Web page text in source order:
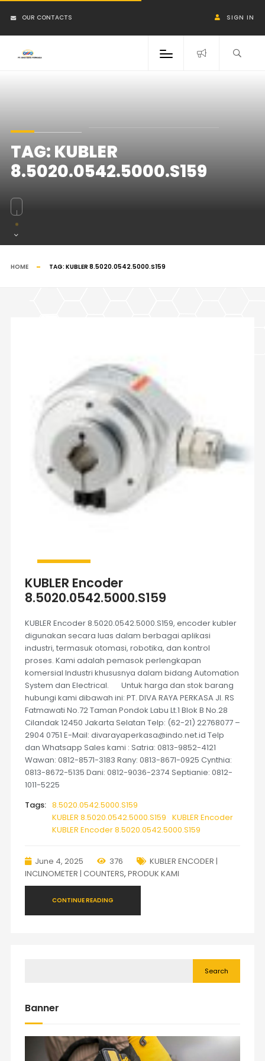
OUR CONTACTS SIGN IN
TAG: KUBLER
8.5020.0542.5000.S159
HOME TAG: KUBLER 8.5020.0542.5000.S159
KUBLER Encoder
8.5020.0542.5000.S159
KUBLER Encoder 8.5020.0542.5000.S159, encoder kubler
digunakan secara luas dalam berbagai aplikasi
industri, termasuk otomasi, robotika, dan kontrol
proses. Kami adalah pemasok perlengkapan
komersial Industri khususnya dalam bidang Automation
System dan Electrical. Untuk harga dan stok barang
hubungi kami dibawah ini: PT. DIVA RAYA PERKASA Jl. RS
Fatmawati No.72 Taman Pondok Labu Lt.1 Blok B No.28
Cilandak 12450 Jakarta Selatan Telp: (62-21) 22768077 –
2904 0751 E-Mail: divarayaperkasa@indo.net.id Telp
dan Whatsapp Sales kami : Satria: 0813-9852-4121
Wawan: 0812-8571-3183 Rany: 0813-8671-0925 Cynthia:
0813-8672-5135 Dani: 0812-9036-2374 Septianie: 0812-
1011-5225
Tags: 8.5020.0542.5000.S159
KUBLER 8.5020.0542.5000.S159 KUBLER Encoder
KUBLER Encoder 8.5020.0542.5000.S159
June 4, 2025 376
KUBLER ENCODER |
INCLINOMETER | COUNTERS, PRODUK KAMI
CONTINUE READING
Search
Banner